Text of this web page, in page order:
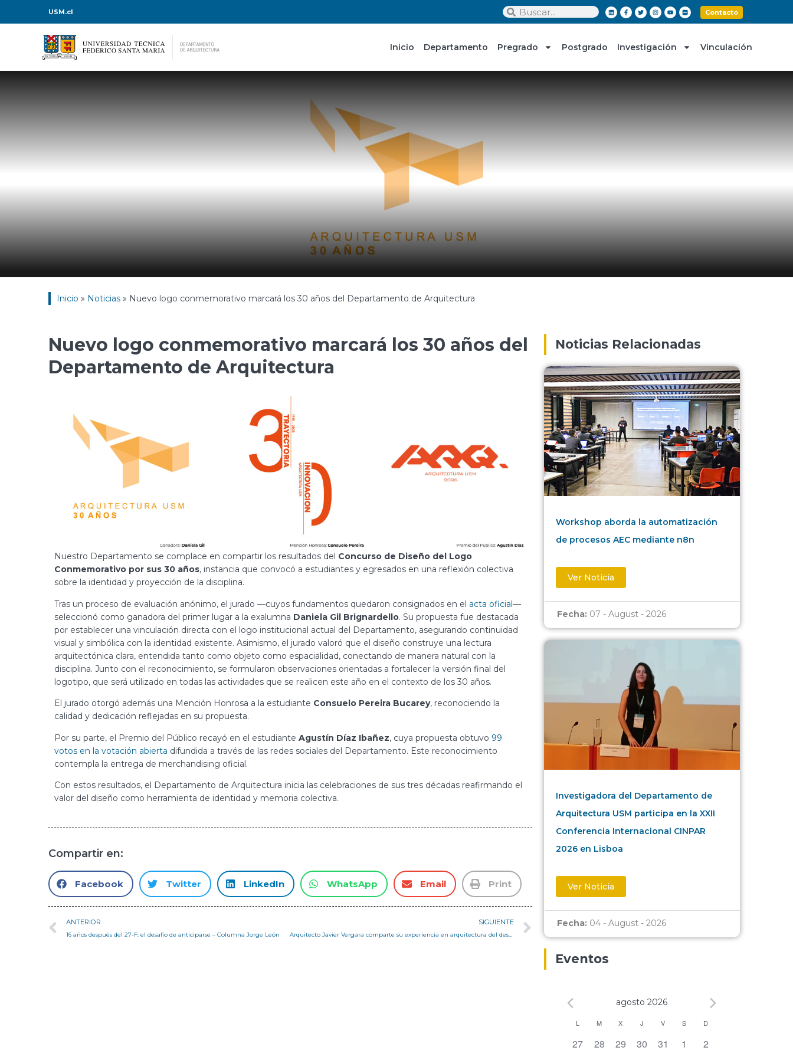
USM.cl Contacto
Inicio Departamento Pregrado Postgrado Investigación Vinculación
Inicio » Noticias » Nuevo logo conmemorativo marcará los 30 años del Departamento de Arquitectura
Nuevo logo conmemorativo marcará los 30 años del
Departamento de Arquitectura
Nuestro Departamento se complace en compartir los resultados del Concurso de Diseño del Logo
Conmemorativo por sus 30 años, instancia que convocó a estudiantes y egresados en una reflexión colectiva
sobre la identidad y proyección de la disciplina.
Tras un proceso de evaluación anónimo, el jurado —cuyos fundamentos quedaron consignados en el acta oficial—
seleccionó como ganadora del primer lugar a la exalumna Daniela Gil Brignardello. Su propuesta fue destacada
por establecer una vinculación directa con el logo institucional actual del Departamento, asegurando continuidad
visual y simbólica con la identidad existente. Asimismo, el jurado valoró que el diseño construye una lectura
arquitectónica clara, entendida tanto como objeto como espacialidad, conectando de manera natural con la
disciplina. Junto con el reconocimiento, se formularon observaciones orientadas a fortalecer la versión final del
logotipo, que será utilizado en todas las actividades que se realicen este año en el contexto de los 30 años.
El jurado otorgó además una Mención Honrosa a la estudiante Consuelo Pereira Bucarey, reconociendo la
calidad y dedicación reflejadas en su propuesta.
Por su parte, el Premio del Público recayó en el estudiante Agustín Díaz Ibañez, cuya propuesta obtuvo 99
votos en la votación abierta difundida a través de las redes sociales del Departamento. Este reconocimiento
contempla la entrega de merchandising oficial.
Con estos resultados, el Departamento de Arquitectura inicia las celebraciones de sus tres décadas reafirmando el
valor del diseño como herramienta de identidad y memoria colectiva.
Compartir en:
Facebook Twitter LinkedIn WhatsApp Email Print
ANTERIOR
16 años después del 27-F: el desafío de anticiparse – Columna Jorge León
SIGUIENTE
Arquitecto Javier Vergara comparte su experiencia en arquitectura del desierto en charla para Taller Avanzado de Campus San Joaquín
Noticias Relacionadas
Workshop aborda la automatización
de procesos AEC mediante n8n
Ver Noticia
Fecha: 07 - August - 2026
Investigadora del Departamento de
Arquitectura USM participa en la XXII
Conferencia Internacional CINPAR
2026 en Lisboa
Ver Noticia
Fecha: 04 - August - 2026
Eventos
agosto 2026
Calendario
de
L M X J V S D
0 eventos,
27 0 eventos,
28 0 eventos,
29 0 eventos,
30 0 eventos,
31 0 eventos,
1 0 eventos,
2